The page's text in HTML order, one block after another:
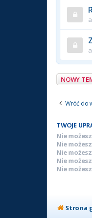
NOWY
Wróć do
TWOJE
Nie możesz
Nie możesz
Nie możesz
Nie możesz
Nie możesz
Strona